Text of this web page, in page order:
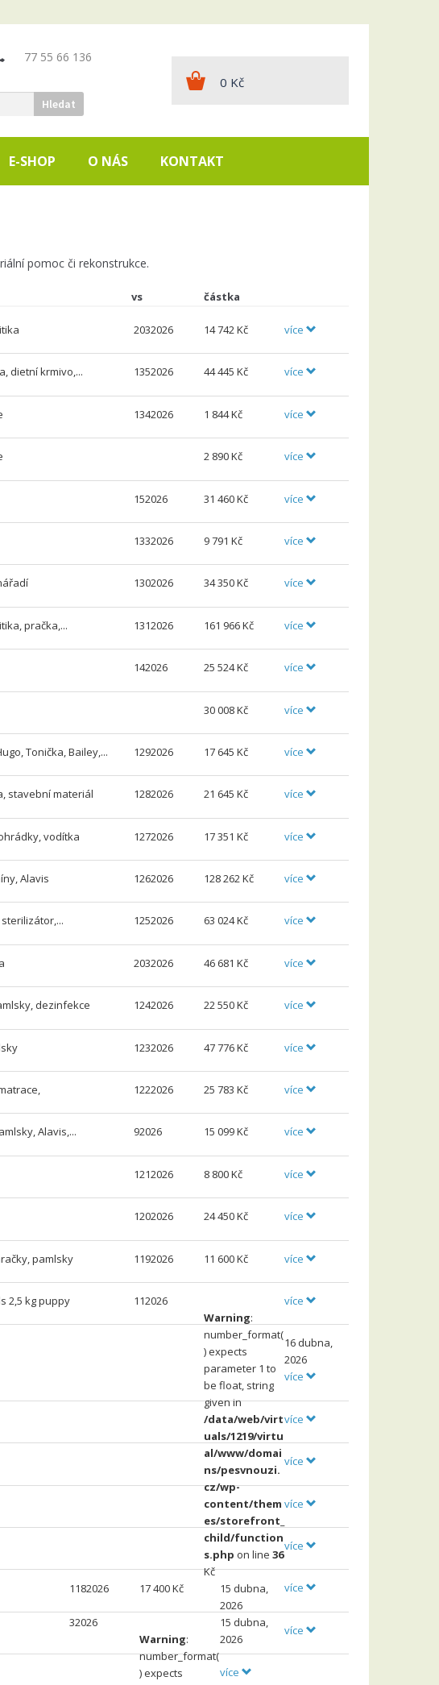
77 55 66 136
0 Kč
E-SHOP O NÁS KONTAKT
pomoc či rekonstrukce.
vs částka
2032026 14742 Kč více
dietní krmivo,... 1352026 44445 Kč více
1342026 1 844 Kč více
2 890 Kč více
152026 31 460 Kč více
1332026 9791 Kč více
1302026 34350 Kč více
pračka,... 1312026 161 966 Kč více
142026 25 524 Kč více
30008 Kč více
Tonička, Bailey,... 1292026 17 645 Kč více
stavební materiál 1282026 21 645 Kč více
vodítka 1272026 17351 Kč více
Alavis 1262026 128262 Kč více
1252026 63 024 Kč více
2032026 46 681 Kč více
dezinfekce 1242026 22550 Kč více
1232026 47776 Kč více
1222026 25 783 Kč více
Alavis,... 92026 15 099 Kč více
1212026 8 800 Kč více
1202026 24450 Kč více
pamlsky 1192026 11 600 Kč více
2,5 kg puppy
112026
Warning:
number_format(
) expects
parameter 1 to
be float, string
given in
/data/web/virt
uals/1219/virtu
al/www/domai
ns/pesvnouzi.
cz/wp-
content/them
es/storefront_
child/function
s.php on line 36
Kč
více
16 dubna,
2026
1182026 17400 Kč
více
15 dubna,
2026
32026
Warning:
number_format(
) expects
více
15 dubna,
2026
více
více
více
více
více
více